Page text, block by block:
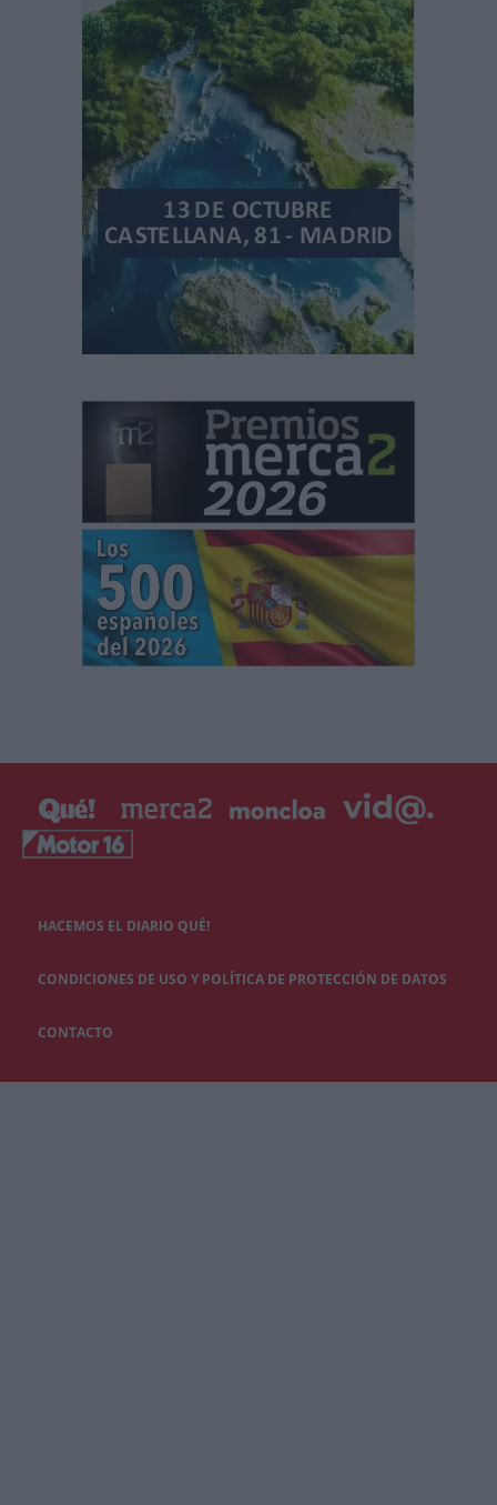
HACEMOS EL DIARIO QUÉ!
CONDICIONES DE USO Y POLÍTICA DE PROTECCIÓN DE DATOS
CONTACTO